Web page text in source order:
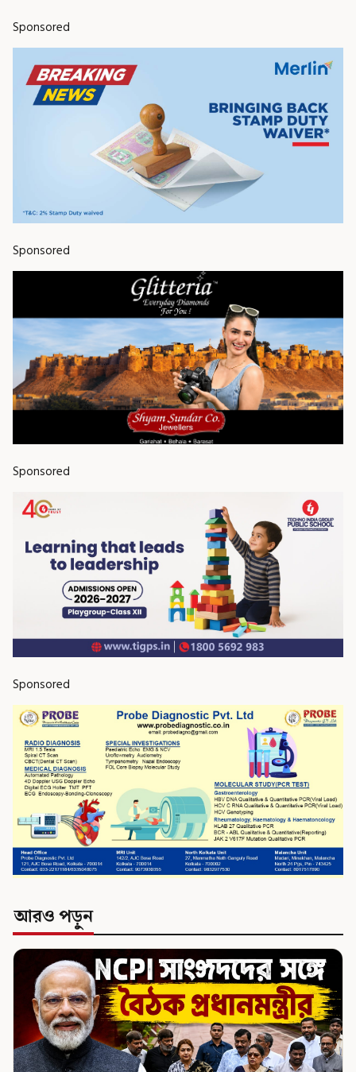
Sponsored
Sponsored
Sponsored
Sponsored
আরও পড়ুন